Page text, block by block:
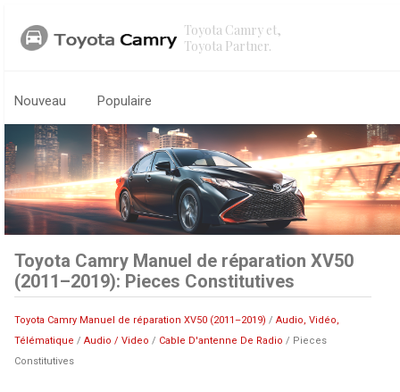
Toyota Camry et,
Toyota Partner.
Nouveau Populaire
Toyota Camry Manuel de réparation XV50
(2011–2019): Pieces Constitutives
Toyota Camry Manuel de réparation XV50 (2011–2019) /Audio, Vidéo,
Télématique /Audio / Video / Cable D'antenne De Radio / Pieces
Constitutives